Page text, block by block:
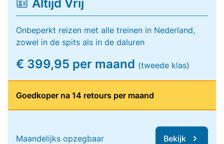
Altijd Vrij
Onbeperkt reizen met alle treinen in Nederland,
zowel in de spits als in de daluren
€ 399,95 per maand (tweede klas)
Goedkoper na 14 retours per maand
Maandelijks opzegbaar Bekijk